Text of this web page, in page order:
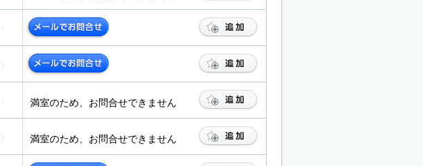
満室のため、お問合せできません
満室のため、お問合せできません